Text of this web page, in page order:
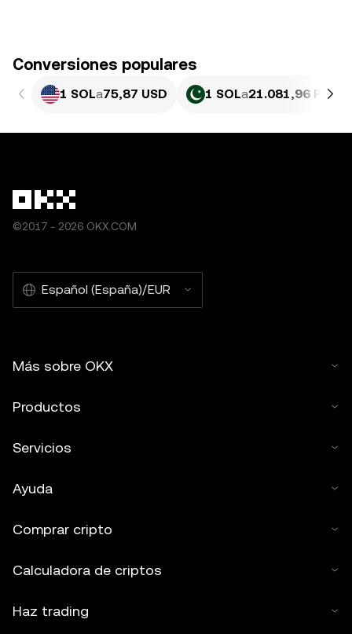
Conversiones populares
1 SOLa75,87 USD 1 SOLa21.081,96 PKR
©2017 - 2026 OKX.COM
Español (España)/EUR
Más sobre OKX
Productos
Servicios
Ayuda
Comprar cripto
Calculadora de criptos
Haz trading